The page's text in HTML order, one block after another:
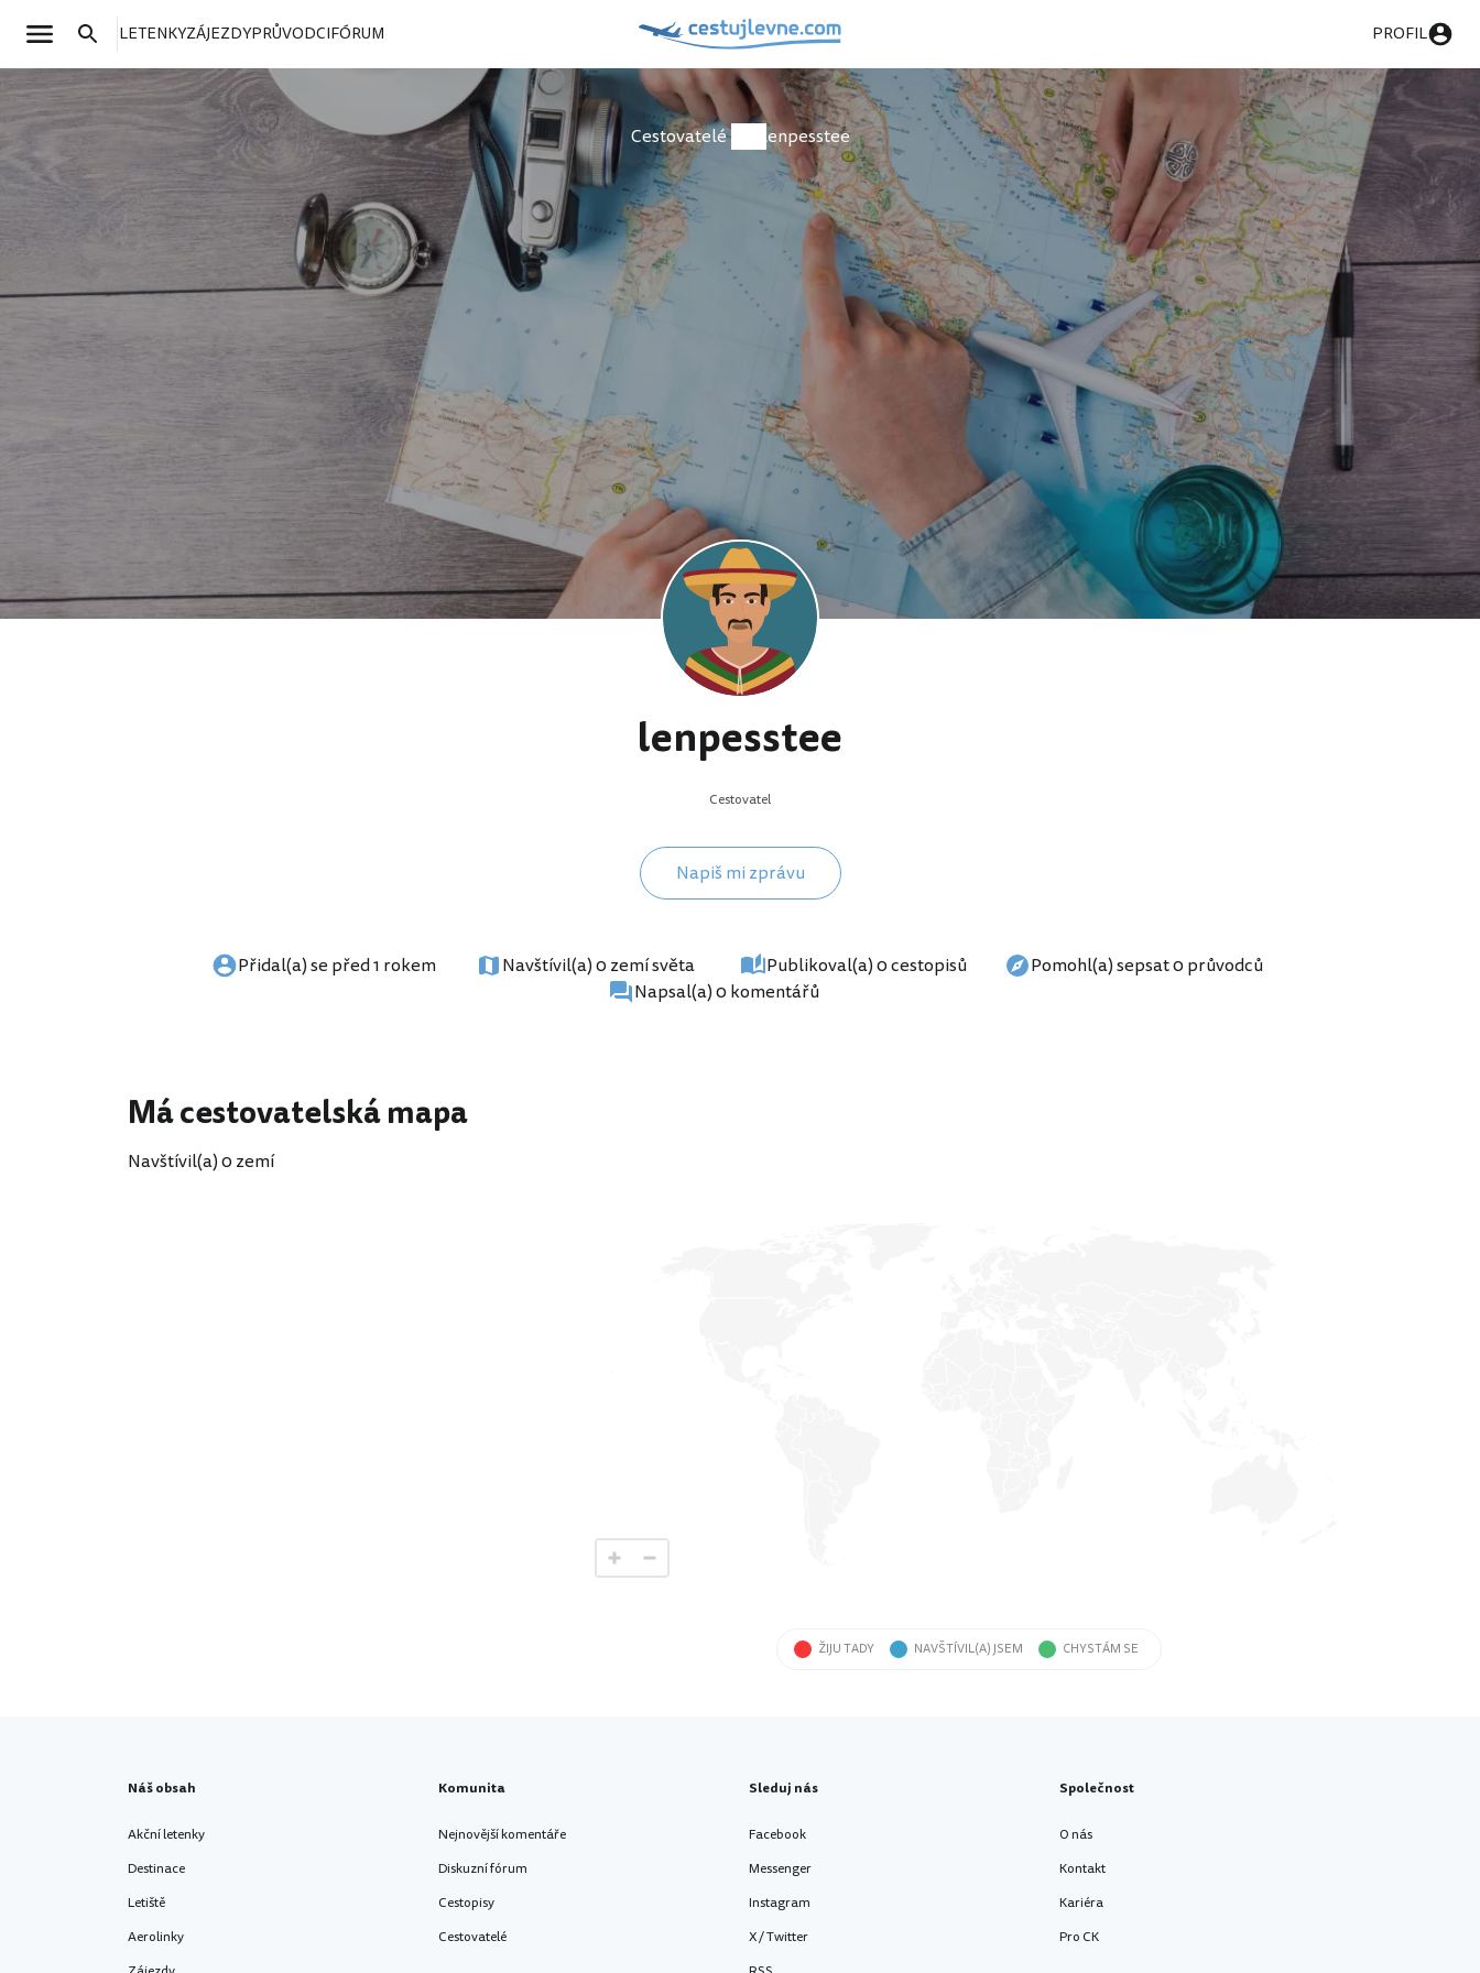
LETENKYZÁJEZDYPRŮVODCIFÓRUM PROFIL
Cestovatelé lenpesstee
lenpesstee
Cestovatel
Napiš mi zprávu
Přidal(a) se před 1 rokem Navštívil(a) 0 zemí světa Publikoval(a) 0 cestopisů
Pomohl(a) sepsat 0 průvodců
Napsal(a) 0 komentářů
Má cestovatelská mapa
Navštívil(a) 0 zemí
ŽIJU TADY NAVŠTÍVIL(A) JSEM CHYSTÁM SE
Náš obsah
Akční letenky
Destinace
Letiště
Aerolinky
Komunita
Nejnovější komentáře
Diskuzní fórum
Cestopisy
Cestovatelé
Sleduj nás
Facebook
Messenger
Instagram
X / Twitter
Společnost
O nás
Kontakt
Kariéra
Pro CK